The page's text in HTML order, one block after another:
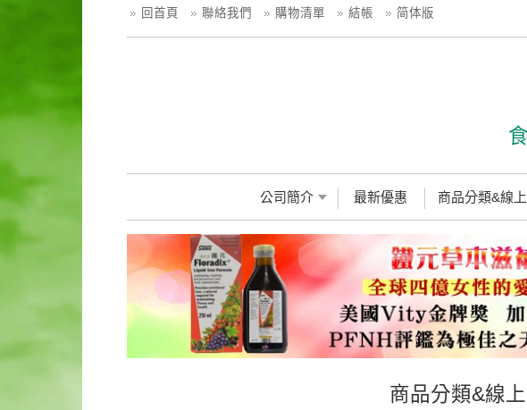
回首頁 聯絡我們 購物清單 結帳 简体版
公司簡介 最新優惠 商品分類&線
商品分類&線